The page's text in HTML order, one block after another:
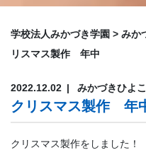
学校法人みかづき学園 > みか
リスマス製作 年中
2022.12.02 みかづきひよ
クリスマス製作 年
クリスマス製作をしました！